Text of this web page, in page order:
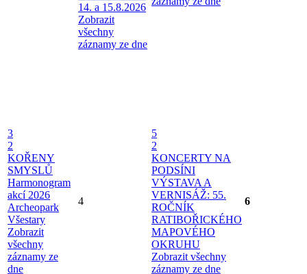
14. a 15.8.2026
Zobrazit
všechny
záznamy ze dne
3
2
KOŘENY
SMYSLŮ
Harmonogram
akcí 2026
Archeopark
Všestary
Zobrazit
všechny
záznamy ze
dne
4
5
2
KONCERTY NA
PODSÍNI
VÝSTAVA A
VERNISÁŽ: 55.
ROČNÍK
RATIBOŘICKÉHO
MAPOVÉHO
OKRUHU
Zobrazit všechny
záznamy ze dne
6